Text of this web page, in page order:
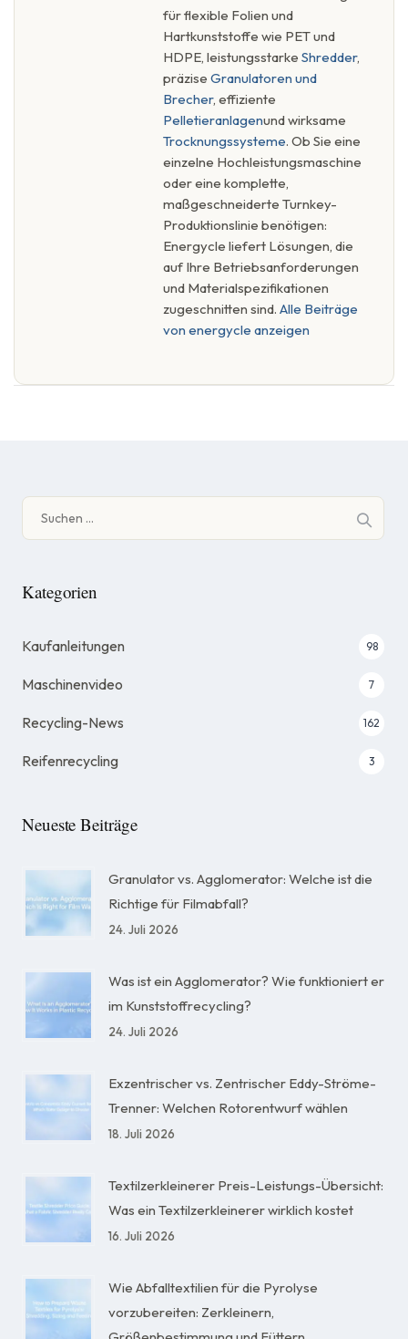
für flexible Folien und
Hartkunststoffe wie PET und
HDPE, leistungsstarke Shredder,
präzise Granulatoren und
Brecher, effiziente
Pelletieranlagenund wirksame
Trocknungssysteme. Ob Sie eine
einzelne Hochleistungsmaschine
oder eine komplette,
maßgeschneiderte Turnkey-
Produktionslinie benötigen:
Energycle liefert Lösungen, die
auf Ihre Betriebsanforderungen
und Materialspezifikationen
zugeschnitten sind. Alle Beiträge
von energycle anzeigen
Suche
Kategorien
Kaufanleitungen 98
Maschinenvideo 7
Recycling-News 162
Reifenrecycling 3
Neueste Beiträge
Granulator vs. Agglomerator: Welche ist die
Richtige für Filmabfall?
24. Juli 2026
Was ist ein Agglomerator? Wie funktioniert er
im Kunststoffrecycling?
24. Juli 2026
Exzentrischer vs. Zentrischer Eddy-Ströme-
Trenner: Welchen Rotorentwurf wählen
18. Juli 2026
Textilzerkleinerer Preis-Leistungs-Übersicht:
Was ein Textilzerkleinerer wirklich kostet
16. Juli 2026
Wie Abfalltextilien für die Pyrolyse
vorzubereiten: Zerkleinern,